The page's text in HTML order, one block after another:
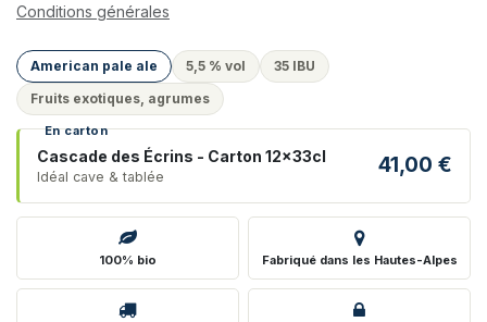
Conditions générales
American pale ale 5,5 % vol
35 IBU
Fruits exotiques, agrumes
En carton
Cascade des Écrins - Carton 12x33cl
Idéal cave & tablée 41,00 €
100% bio Fabriqué dans les Hautes-Alpes